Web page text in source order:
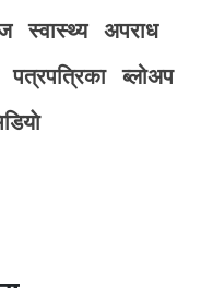
स्वास्थ्य
अपराध
पत्रपत्रिका
ब्लोअप